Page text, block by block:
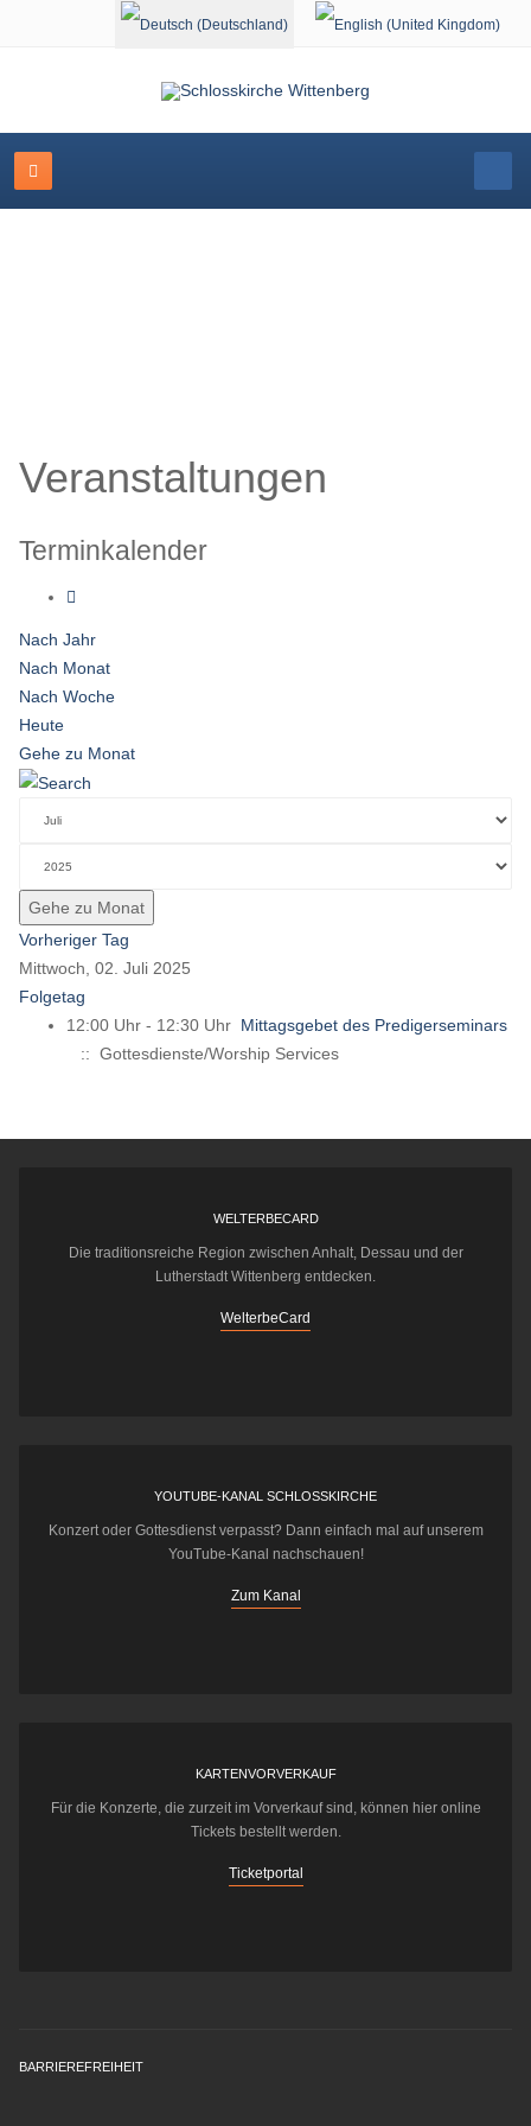
Sprache auswählen
Veranstaltungen
Terminkalender
Nach Jahr
Nach Monat
Nach Woche
Heute
Gehe zu Monat
Gehe zu Monat
Vorheriger Tag
Mittwoch, 02. Juli 2025
Folgetag
12:00 Uhr - 12:30 Uhr Mittagsgebet des Predigerseminars
:: Gottesdienste/Worship Services
WELTERBECARD
Die traditionsreiche Region zwischen Anhalt, Dessau und der
Lutherstadt Wittenberg entdecken.
WelterbeCard
YOUTUBE-KANAL SCHLOSSKIRCHE
Konzert oder Gottesdienst verpasst? Dann einfach mal auf unserem
YouTube-Kanal nachschauen!
Zum Kanal
KARTENVORVERKAUF
Für die Konzerte, die zurzeit im Vorverkauf sind, können hier online
Tickets bestellt werden.
Ticketportal
BARRIEREFREIHEIT